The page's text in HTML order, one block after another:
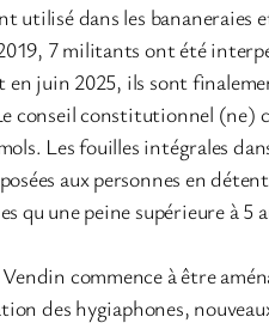
utilisé dans les
7 militants ont été
en juin 2025, ils sont
conseil constitutionnel (ne)
Les fouilles intégrales
aux personnes en
qu une peine supérieure à
commence à être
des hygiaphones,